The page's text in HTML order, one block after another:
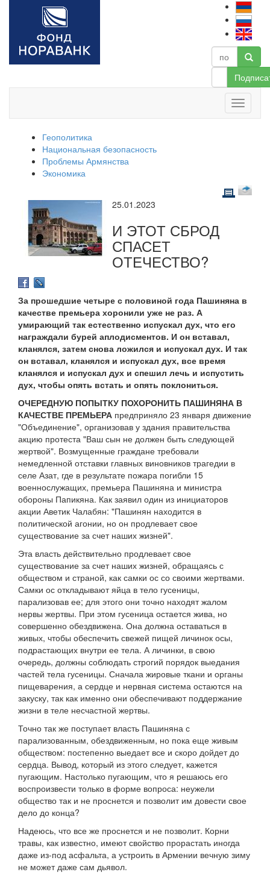
Геополитика
Национальная безопасность
Проблемы Армянства
Экономика
25.01.2023
И ЭТОТ СБРОД
СПАСЕТ
ОТЕЧЕСТВО?
За прошедшие четыре с половиной года Пашиняна в
качестве премьера хоронили уже не раз. А
умирающий так естественно испускал дух, что его
награждали бурей аплодисментов. И он вставал,
кланялся, затем снова ложился и испускал дух. И так
он вставал, кланялся и испускал дух, все время
кланялся и испускал дух и спешил лечь и испустить
дух, чтобы опять встать и опять поклониться.
ОЧЕРЕДНУЮ ПОПЫТКУ ПОХОРОНИТЬ ПАШИНЯНА В
КАЧЕСТВЕ ПРЕМЬЕРА предприняло 23 января движение
"Объединение", организовав у здания правительства
акцию протеста "Ваш сын не должен быть следующей
жертвой". Возмущенные граждане требовали
немедленной отставки главных виновников трагедии в
селе Азат, где в результате пожара погибли 15
военнослужащих, премьера Пашиняна и министра
обороны Папикяна. Как заявил один из инициаторов
акции Аветик Чалабян: "Пашинян находится в
политической агонии, но он продлевает свое
существование за счет наших жизней".
Эта власть действительно продлевает свое
существование за счет наших жизней, обращаясь с
обществом и страной, как самки ос со своими жертвами.
Самки ос откладывают яйца в тело гусеницы,
парализовав ее; для этого они точно находят жалом
нервы жертвы. При этом гусеница остается жива, но
совершенно обездвижена. Она должна оставаться в
живых, чтобы обеспечить свежей пищей личинок осы,
подрастающих внутри ее тела. А личинки, в свою
очередь, должны соблюдать строгий порядок выедания
частей тела гусеницы. Сначала жировые ткани и органы
пищеварения, а сердце и нервная система остаются на
закуску, так как именно они обеспечивают поддержание
жизни в теле несчастной жертвы.
Точно так же поступает власть Пашиняна с
парализованным, обездвиженным, но пока еще живым
обществом: постепенно выедает все и скоро дойдет до
сердца. Вывод, который из этого следует, кажется
пугающим. Настолько пугающим, что я решаюсь его
воспроизвести только в форме вопроса: неужели
общество так и не проснется и позволит им довести свое
дело до конца?
Надеюсь, что все же проснется и не позволит. Корни
травы, как известно, имеют свойство прорастать иногда
даже из-под асфальта, а устроить в Армении вечную зиму
не может даже сам дьявол.